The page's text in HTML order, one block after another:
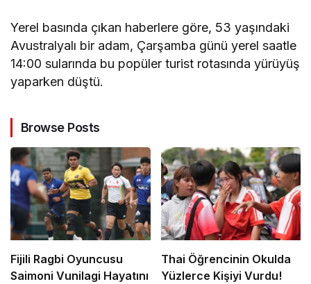
Yerel basında çıkan haberlere göre, 53 yaşındaki
Avustralyalı bir adam, Çarşamba günü yerel saatle
14:00 sularında bu popüler turist rotasında yürüyüş
yaparken düştü.
Browse Posts
Fijili Ragbi Oyuncusu
Saimoni Vunilagi Hayatını
Thai Öğrencinin Okulda
Yüzlerce Kişiyi Vurdu!